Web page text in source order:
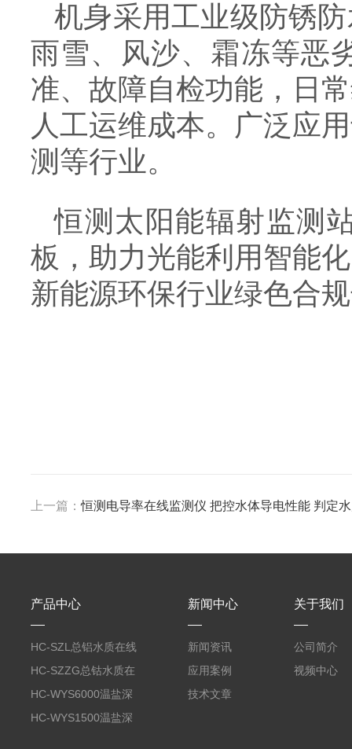
机身采用工业级防锈
雨雪、风沙、霜冻等恶
准、故障自检功能，日
人工运维成本。广泛应
测等行业。
恒测太阳能辐射监测
板，助力光能利用智能
新能源环保行业绿色合
上一篇：恒测电导率在线监测仪 把控水体导电性能 判定
产品中心
HC-SZL总铝水质在线
分析仪
HC-SZZG总钴水质在
线分析仪
HC-WYS6000温盐深
分析仪
HC-WYS1500温盐深
新闻中心
新闻资讯
应用案例
技术文章
关于我们
公司简介
视频中心